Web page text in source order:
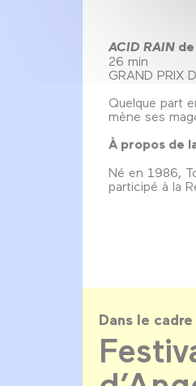
ACID RAIN
26 min
GRAND PRIX
Quelque part
mène ses
À propos de
Né en 1986,
participé à la
Dans le